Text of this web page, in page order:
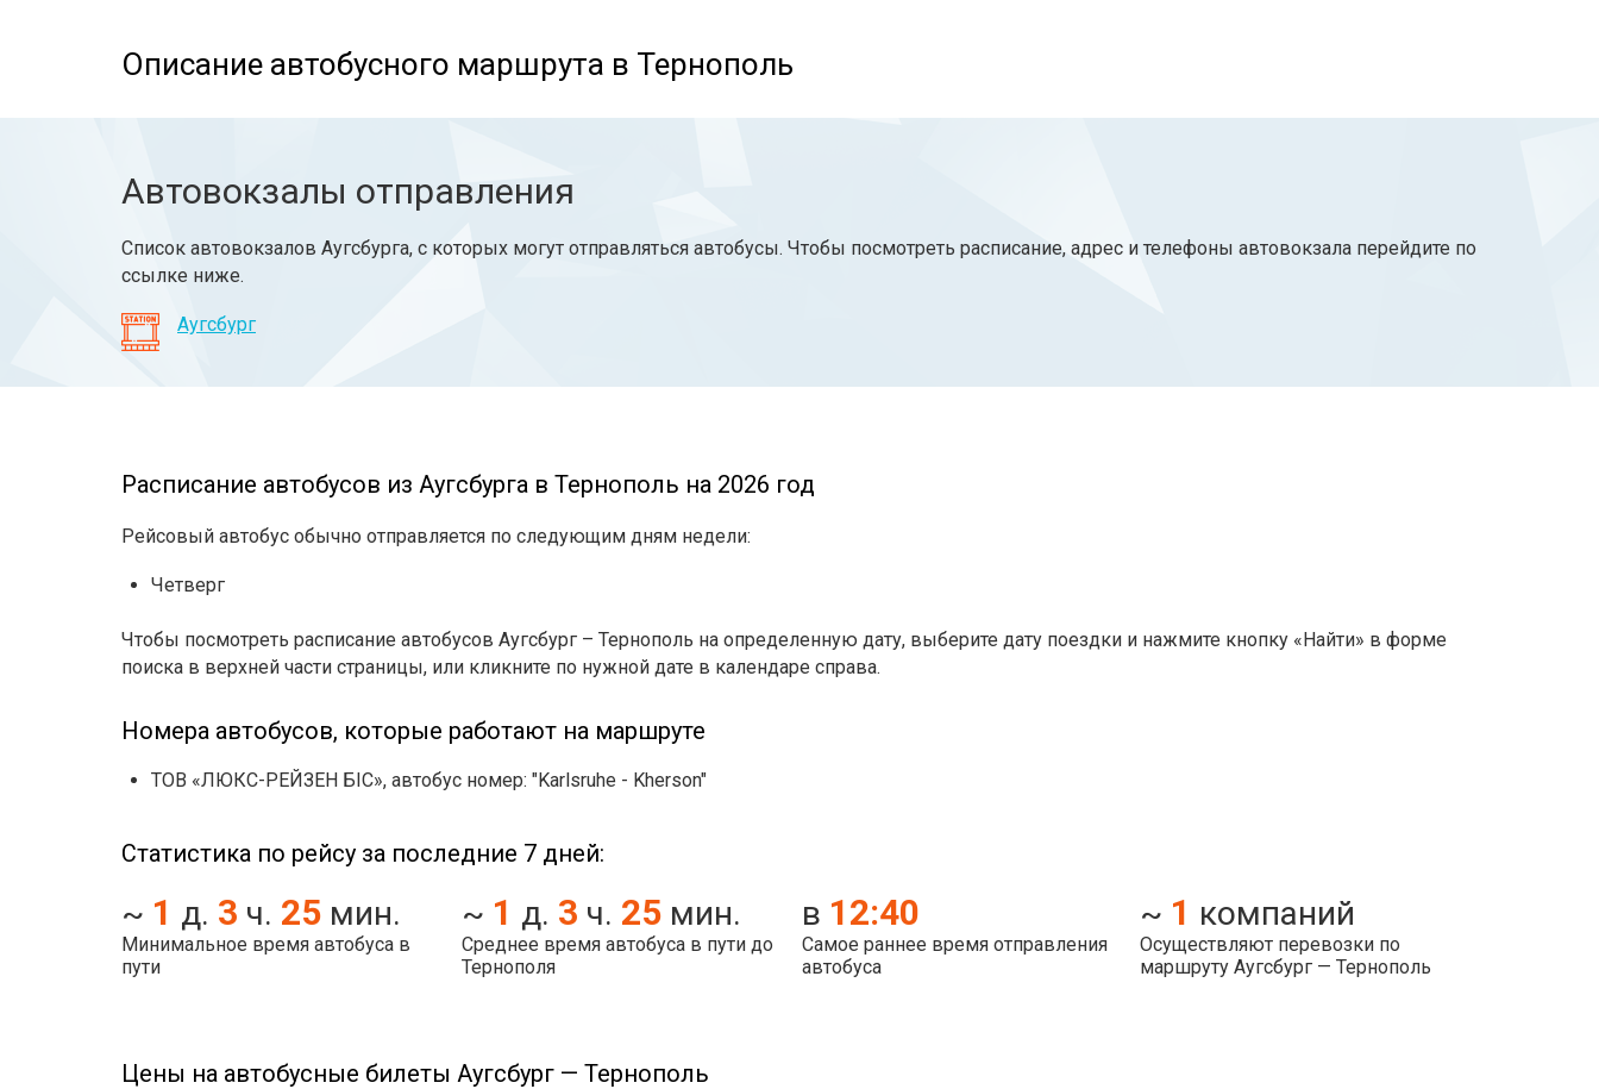
Описание автобусного маршрута в Тернополь
Автовокзалы отправления
Список автовокзалов Аугсбурга, с которых могут отправляться автобусы. Чтобы посмотреть расписание, адрес и телефоны автовокзала перейдите по
ссылке ниже.
Аугсбург
Расписание автобусов из Аугсбурга в Тернополь на 2026 год
Рейсовый автобус обычно отправляется по следующим дням недели:
Четверг
Чтобы посмотреть расписание автобусов Аугсбург – Тернополь на определенную дату, выберите дату поездки и нажмите кнопку «Найти» в форме
поиска в верхней части страницы, или кликните по нужной дате в календаре справа.
Номера автобусов, которые работают на маршруте
ТОВ «ЛЮКС-РЕЙЗЕН БІС», автобус номер: "Karlsruhe - Kherson"
Статистика по рейсу за последние 7 дней:
~ 1 д. 3 ч. 25 мин.
Минимальное время автобуса в
пути
~ 1 д. 3 ч. 25 мин.
Среднее время автобуса в пути до
Тернополя
в 12:40
Самое раннее время отправления
автобуса
~ 1 компаний
Осуществляют перевозки по
маршруту Аугсбург — Тернополь
Цены на автобусные билеты Аугсбург — Тернополь